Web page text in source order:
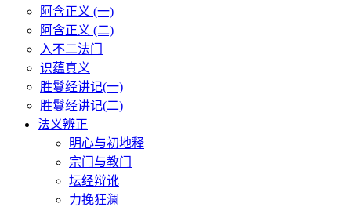
阿含正义 (一)
阿含正义 (二)
入不二法门
识蕴真义
胜鬘经讲记(一)
胜鬘经讲记(二)
法义辨正
明心与初地释
宗门与教门
坛经辩讹
力挽狂澜